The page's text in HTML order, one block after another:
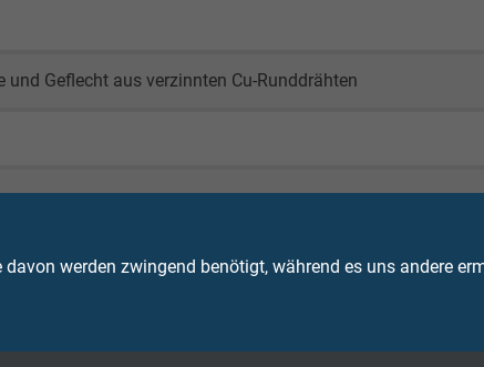
werden zwingend benötigt, während es uns andere
und Geflecht aus verzinnten Cu-Runddrähten